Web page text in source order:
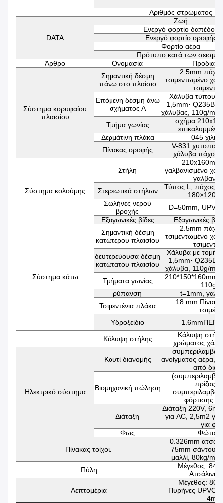
Αριθμός στρώματος
DATA
Ζωή
Ενεργό φορτίο δαπέδου
Ενεργό φορτίο οροφής
Φορτίο αέρα
Πρότυπο κατά των
Άρθρο
Ονομασία
Σύστημα κορυφαίου
πλαισίου
Σημαντική δέσμη
πάνω στο πλαίσιο
2.5mm
τσιμεντωμένο
Επόμενη δέσμη άνω
σχήματος Α
Χάλυβα τύπου
1,5mm· Q235B
χάλυβας, 110g/m2
Τμήμα γωνίας
σχήμα
Δερμάτινη πλάκα
045
Πίνακας οροφής
V-831
χάλυβα
Σύστημα κολούμης
Στήλη
γαλβανισμένο
Στερεωτικά στήλων
Τύπος L, πάχος
Σωλήνες νερού
βροχής
D=50mm,
Εξαγωνικές βίδες
Εξαγωνικές
Σύστημα κάτω
Σημαντική δέσμη
κατώτερου πλαισίου
2.5mm
τσιμεντωμένο
δευτερεύουσα δέσμη
κατώτατου πλαισίου
Χάλυβα με τομή
1,5mm· Q235B
χάλυβα, 110g/m2
Τμήματα γωνίας
210*150*160mm,
110g/
ρύπανση
t=1mm,
Τσιμεντένια πλάκα
18 mm
Υδροξείδιο
1.6mmΠΕΠΚ
Κάλυψη στήλης
Κάλυψη
χρώματος
Ηλεκτρικό σύστημα
Κουτί διανομής
ανοίγματος αέρα,
από
Βιομηχανική πώληση
πρίζας)
φόρτισης
Διάταξη
Διάταξη 220V,
για AC, 2,5m2
για
Φως
Φώτα
Πίνακας τοίχου
0.326mm
75mm
μαλλί, 80kg/m3
Πύλη
Μέγεθος:
Ατσάλινη
Λεπτομέρια
Μέγεθος:
Πυρήνες UPVC,
4mm